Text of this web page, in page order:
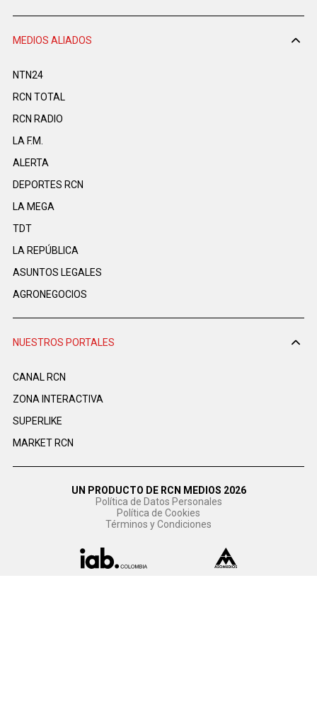
MEDIOS ALIADOS
NTN24
RCN TOTAL
RCN RADIO
LA F.M.
ALERTA
DEPORTES RCN
LA MEGA
TDT
LA REPÚBLICA
ASUNTOS LEGALES
AGRONEGOCIOS
NUESTROS PORTALES
CANAL RCN
ZONA INTERACTIVA
SUPERLIKE
MARKET RCN
UN PRODUCTO DE RCN MEDIOS 2026
Política de Datos Personales
Política de Cookies
Términos y Condiciones